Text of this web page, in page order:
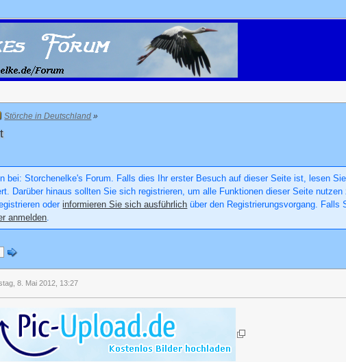
Störche in Deutschland »
bei: Storchenelke's Forum. Falls dies Ihr erster Besuch auf dieser Seite ist, lesen
Darüber hinaus sollten Sie sich registrieren, um alle Funktionen dieser Seite
oderinformieren Sie sich ausführlich über den Registrierungsvorgang.
anmelden.
8. Mai 2012, 13:27